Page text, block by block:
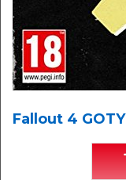
Fallout 4 GOTY